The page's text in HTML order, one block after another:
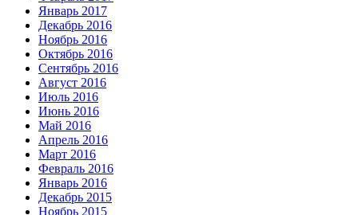
Январь 2017
Декабрь 2016
Ноябрь 2016
Октябрь 2016
Сентябрь 2016
Август 2016
Июль 2016
Июнь 2016
Май 2016
Апрель 2016
Март 2016
Февраль 2016
Январь 2016
Декабрь 2015
Ноябрь 2015